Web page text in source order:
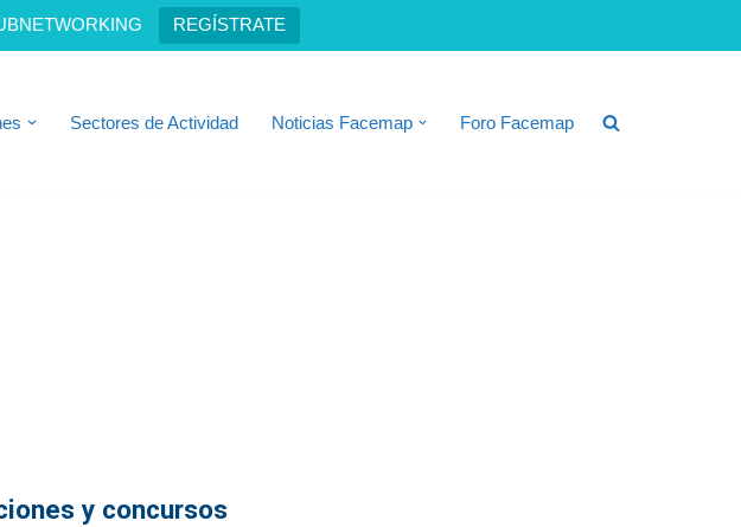
REGÍSTRATE
Sectores de Actividad Noticias Facemap Foro Facemap
y concursos